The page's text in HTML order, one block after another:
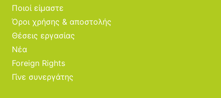
Ποιοί είμαστε
Όροι χρήσης & αποστολής
Θέσεις εργασίας
Νέα
Foreign Rights
Γίνε συνεργάτης